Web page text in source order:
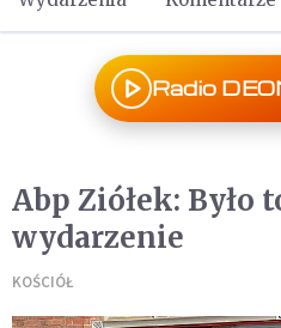
Radio
Abp Ziółek: Było
wydarzenie
KOŚCIÓŁ